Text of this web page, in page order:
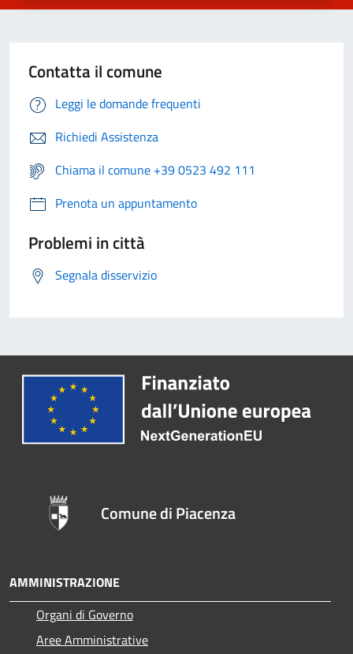
Contatta il comune
Leggi le domande frequenti
Richiedi Assistenza
Chiama il comune +39 0523 492 111
Prenota un appuntamento
Problemi in città
Segnala disservizio
Comune di Piacenza
AMMINISTRAZIONE
Organi di Governo
Aree Amministrative